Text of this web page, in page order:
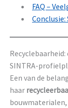
FAQ –
Conclusie:
SINTRA-
Een van de
haar